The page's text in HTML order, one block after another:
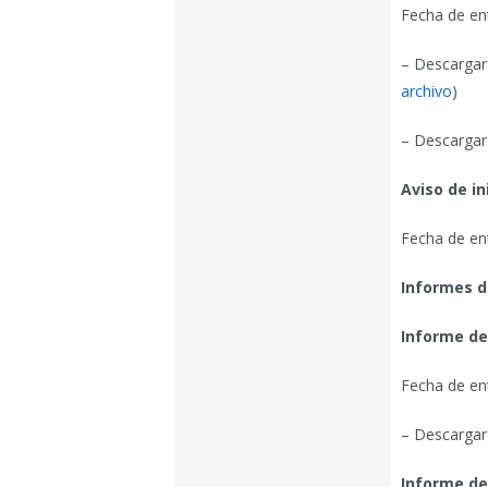
Fecha de
–
archivo)
–
Aviso de
Fecha de
Informes
Informe
Fecha de
–